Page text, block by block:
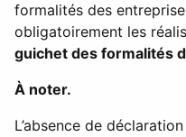
formalités des
obligatoirement les
guichet des formalités
À noter.
L’absence de